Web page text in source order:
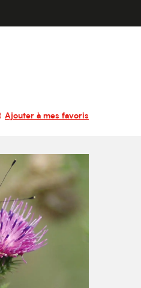
aux favoris
Ajouter à mes favoris